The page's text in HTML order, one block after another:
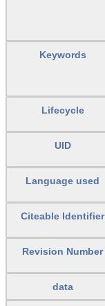
Keywords
Lifecycle
UID
Language used
Citeable Identifier
Revision Number
data